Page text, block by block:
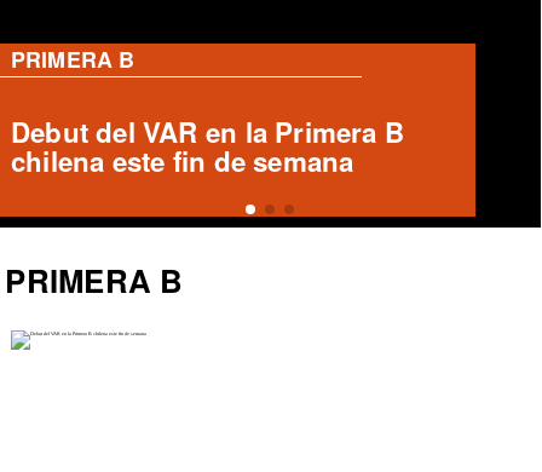
PRIMERA B
Ronald Fuentes habla sobre caso
Enzo Riquelme y Ángelo Araos
PRIMERA B